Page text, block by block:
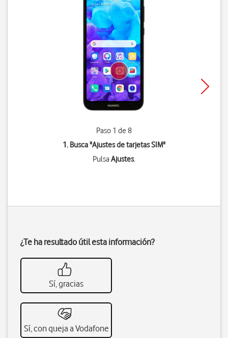
Paso 1 de 8
1. Busca "Ajustes de tarjetas SIM"
PulsaAjustes.
¿Te ha resultado útil esta información?
Sí, gracias
Sí, con queja a Vodafone